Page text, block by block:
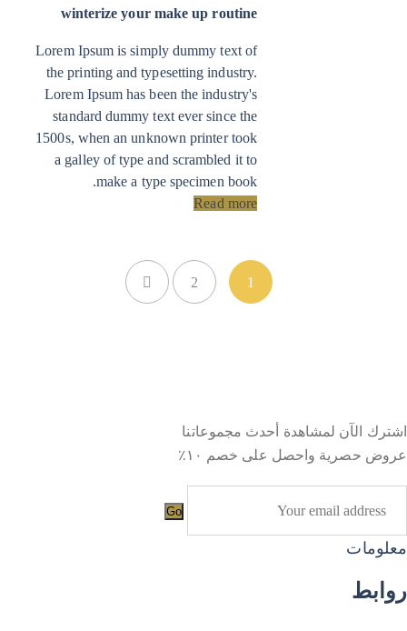
winterize your make up routine
Lorem Ipsum is simply dummy text of
the printing and typesetting industry.
Lorem Ipsum has been the industry's
standard dummy text ever since the
1500s, when an unknown printer took
a galley of type and scrambled it to
make a type specimen book.
Read more
1
2
اشترك الآن لمشاهدة أحدث مجموعاتنا
عروض حصرية واحصل على خصم ١٠٪
Go
معلومات
روابط